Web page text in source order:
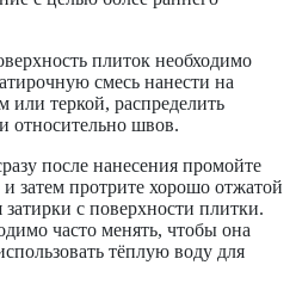
плиток необходимо
смесь нанести на
теркой, распределить
относительно швов.
после нанесения промойте
затем протрите хорошо отжатой
с поверхности плитки.
часто менять, чтобы она
тёплую воду для